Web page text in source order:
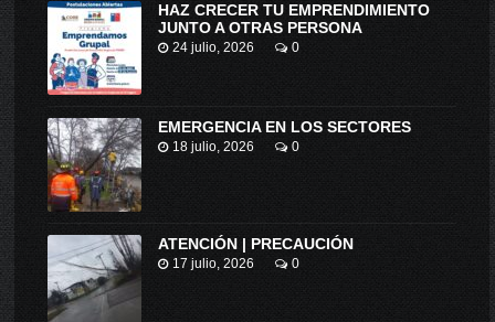
HAZ CRECER TU EMPRENDIMIENTO
JUNTO A OTRAS PERSONA
24 julio, 2026 0
EMERGENCIA EN LOS SECTORES
18 julio, 2026 0
ATENCIÓN | PRECAUCIÓN
17 julio, 2026 0